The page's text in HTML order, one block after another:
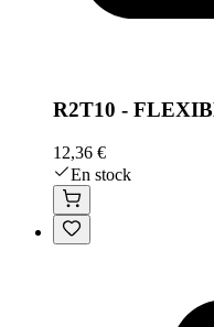
R2T10 -
12,36 €
En stock